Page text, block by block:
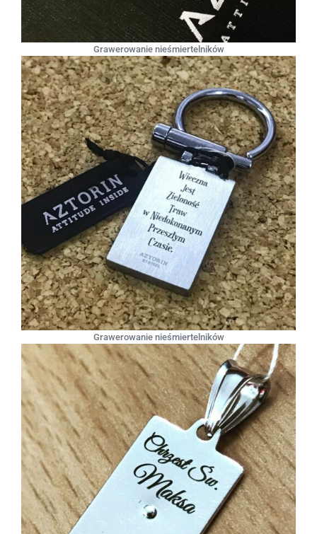
Grawerowanie nieśmiertelników
Grawerowanie nieśmiertelników